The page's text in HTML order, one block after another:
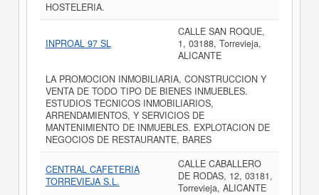
HOSTELERIA.
INPROAL 97 SL
CALLE SAN ROQUE,
1, 03188, Torrevieja,
ALICANTE
LA PROMOCION INMOBILIARIA, CONSTRUCCION Y
VENTA DE TODO TIPO DE BIENES INMUEBLES.
ESTUDIOS TECNICOS INMOBILIARIOS,
ARRENDAMIENTOS, Y SERVICIOS DE
MANTENIMIENTO DE INMUEBLES. EXPLOTACION DE
NEGOCIOS DE RESTAURANTE, BARES
CENTRAL CAFETERIA
TORREVIEJA S.L.
CALLE CABALLERO
DE RODAS, 12, 03181,
Torrevieja, ALICANTE